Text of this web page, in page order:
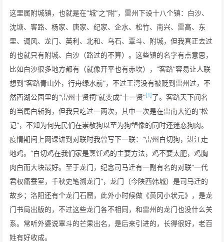
这里属附城镇，也就是在“城”之“附”，雷州下设十八个镇：白沙、
沈塘、客路、杨家、唐家、纪家、企水、松竹、南兴、雷高、东
里、调风、龙门、英利、北和、乌石、覃斗、附城，但我真正去过
的也就只有附城、白沙（路过的不算）。这些镇的名字有点意思，
比如白沙很多地方都有（就像开平也有赤坎），“客路”容易让人联
想到“客路青山外，行舟绿水前”，不过王湾没有被贬到雷州过，不
然西湖公园里的“雷州十贤祠”就变成“十一贤”[1]了。客路天下闻名
的当属白斩狗，但我只吃过一两次，其中一次是在雷南大道的“松
记”，不知为何先民们在崇敬狗以至为狗塑像的同时还迷恋狗肉。
疫情期间上网课讲到对联时我曾写下一联：“雷州白切狗，湛江走
地鸡。”白切鸡在我们家是烹饪鸡的主要方法，鸡不要太肥，鸡胸
肉白而大块最好。至于龙门，纪念司马迁有一副有名的对联“一代
君权痛蚕室，千秋史笔溯龙门”，龙门（今陕西韩城）是司马迁的
故乡；洛阳还有个龙门石窟，此外小时候做《黄冈小状元》，是龙
门书局出版的，不过这些龙门各不相同，和雷州的龙门也没什么关
系。常听外婆说覃斗的芒果出名，是后来引进的，长得很好，老百
姓有好收成。